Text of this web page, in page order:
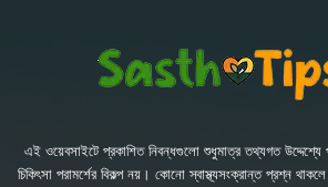
এই ওয়েবসাইটে প্রকাশিত নিবন্ধগুলো শুধুমাত্র তথ্যগত উদ্দেশ্যে
চিকিৎসা পরামর্শের বিকল্প নয়। কোনো স্বাস্থ্যসংক্রান্ত প্রশ্ন